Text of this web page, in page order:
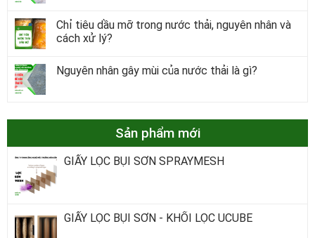
Chỉ tiêu dầu mỡ trong nước thải, nguyên nhân và
cách xử lý?
Nguyên nhân gây mùi của nước thải là gì?
Sản phẩm mới
GIẤY LỌC BỤI SƠN SPRAYMESH
GIẤY LỌC BỤI SƠN - KHỐI LỌC UCUBE